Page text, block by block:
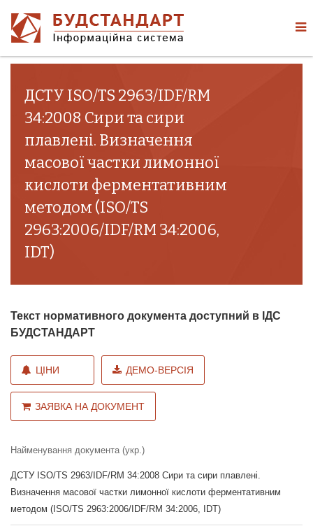
ДСТУ ISO/TS 2963/IDF/RM
34:2008 Сири та сири
плавлені. Визначення
масової частки лимонної
кислоти ферментативним
методом (ISO/TS
2963:2006/IDF/RM 34:2006,
IDT)
Текст нормативного документа доступний в ІДС
БУДСТАНДАРТ
ЦІНИ ДЕМО-ВЕРСІЯ
ЗАЯВКА НА ДОКУМЕНТ
Найменування документа (укр.)
ДСТУ ISO/TS 2963/IDF/RM 34:2008 Сири та сири плавлені.
Визначення масової частки лимонної кислоти ферментативним
методом (ISO/TS 2963:2006/IDF/RM 34:2006, IDT)